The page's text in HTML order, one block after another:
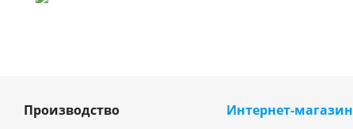
Производство Интернет-магазин